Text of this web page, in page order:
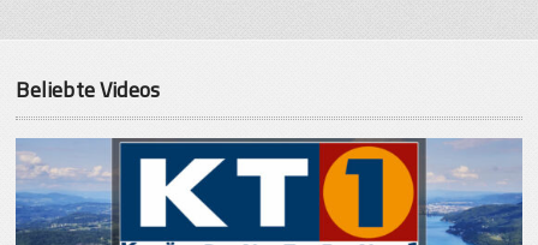
Beliebte Videos